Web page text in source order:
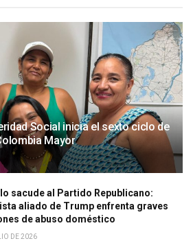
Social inicia el sexto ciclo de
Mayor
sacude al Partido Republicano:
aliado de Trump enfrenta graves
de abuso doméstico
DE 2026